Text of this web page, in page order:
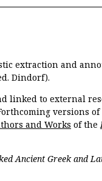
extraction and
Dindorf).
linked to external
versions
and Works of the
Ancient Greek and